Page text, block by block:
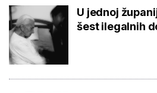
U jednoj
šest ilegalnih